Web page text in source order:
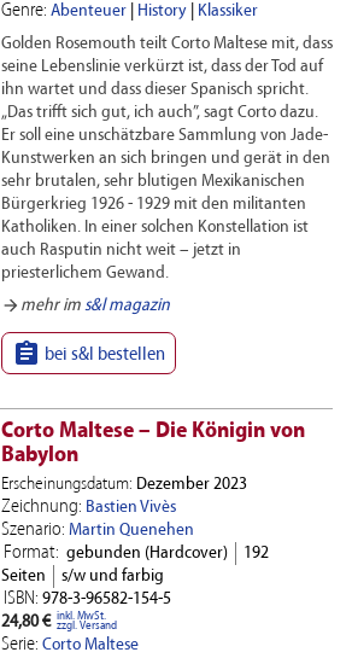
Genre: Abenteuer| History| Klassiker
Golden Rosemouth teilt Corto Maltese mit, dass
seine Lebenslinie verkürzt ist, dass der Tod auf
ihn wartet und dass dieser Spanisch spricht.
„Das trifft sich gut, ich auch”, sagt Corto dazu.
Er soll eine unschätzbare Sammlung von Jade-
Kunstwerken an sich bringen und gerät in den
sehr brutalen, sehr blutigen Mexikanischen
Bürgerkrieg 1926 - 1929 mit den militanten
Katholiken. In einer solchen Konstellation ist
auch Rasputin nicht weit – jetzt in
priesterlichem Gewand.
arrow_forward mehr im s&l magazin
 bei s&l bestellen
Corto Maltese – Die Königin von
Babylon
Erscheinungsdatum: Dezember 2023
Zeichnung: Bastien Vivès
Szenario: Martin Quenehen
Format: gebunden (Hardcover)
192
Seiten
s/w und farbig
ISBN: 978-3-96582-154-5
24,80 € inkl. MwSt.
zzgl. Versand
Serie: Corto Maltese